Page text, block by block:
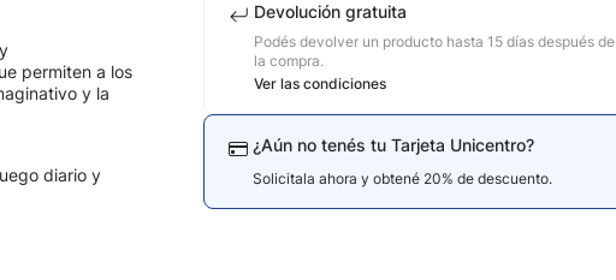
permiten a los
y la
diario y
Devolución gratuita
Podés devolver un producto hasta 15 días después de
la compra.
Ver las condiciones
¿Aún no tenés tu Tarjeta Unicentro?
Solicitala ahora y obtené 20% de descuento.